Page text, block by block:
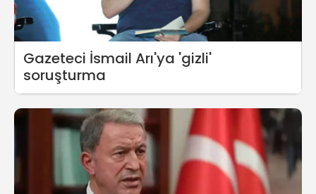
Gazeteci İsmail Arı'ya 'gizli'
soruşturma